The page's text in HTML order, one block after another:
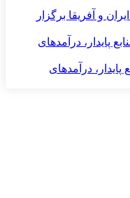
و آفریقا برگزار
پایدار، درآمدهای